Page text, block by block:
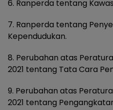
6. Ranperda tentang
7. Ranperda tentang
Kependudukan.
8. Perubahan atas
2021 tentang Tata Cara
9. Perubahan atas
2021 tentang